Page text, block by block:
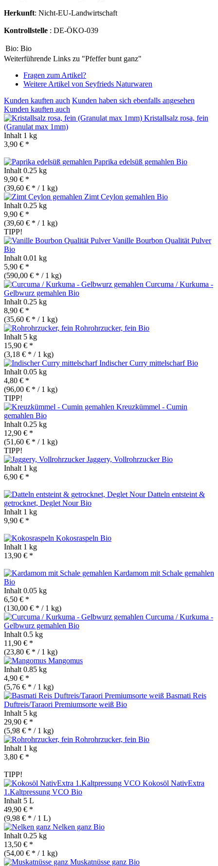
Herkunft: Nicht-EU-Landwirtschaft
Kontrollstelle : DE-ÖKO-039
Bio: Bio
Weiterführende Links zu "Pfeffer bunt ganz"
Fragen zum Artikel?
Weitere Artikel von Seyfrieds Naturwaren
Kunden kauften auch Kunden haben sich ebenfalls angesehen
Kunden kauften auch
Kristallsalz rosa, fein
(Granulat max 1mm)
Inhalt 1 kg
3,90 € *
Paprika edelsüß gemahlen Bio
Inhalt 0.25 kg
9,90 € *
(39,60 € * / 1 kg)
Zimt Ceylon gemahlen Bio
Inhalt 0.25 kg
9,90 € *
(39,60 € * / 1 kg)
TIPP!
Vanille Bourbon Qualität Pulver
Bio
Inhalt 0.01 kg
5,90 € *
(590,00 € * / 1 kg)
Curcuma / Kurkuma -
Gelbwurz gemahlen Bio
Inhalt 0.25 kg
8,90 € *
(35,60 € * / 1 kg)
Rohrohrzucker, fein Bio
Inhalt 5 kg
15,90 € *
(3,18 € * / 1 kg)
Indischer Curry mittelscharfBio
Inhalt 0.05 kg
4,80 € *
(96,00 € * / 1 kg)
TIPP!
Kreuzkümmel - Cumin
gemahlen Bio
Inhalt 0.25 kg
12,90 € *
(51,60 € * / 1 kg)
TIPP!
Jaggery, VollrohrzuckerBio
Inhalt 1 kg
6,90 € *
Datteln entsteint &
getrocknet, Deglet NourBio
Inhalt 1 kg
9,90 € *
Kokosraspeln Bio
Inhalt 1 kg
13,90 € *
Kardamom mit Schale gemahlen
Bio
Inhalt 0.05 kg
6,50 € *
(130,00 € * / 1 kg)
Curcuma / Kurkuma -
Gelbwurz gemahlen Bio
Inhalt 0.5 kg
11,90 € *
(23,80 € * / 1 kg)
Mangomus
Inhalt 0.85 kg
4,90 € *
(5,76 € * / 1 kg)
Basmati Reis
Duftreis/Taraori Premiumsorte weiß Bio
Inhalt 5 kg
29,90 € *
(5,98 € * / 1 kg)
Rohrohrzucker, fein Bio
Inhalt 1 kg
3,80 € *
TIPP!
Kokosöl NativExtra
1.Kaltpressung VCO Bio
Inhalt 5 L
49,90 € *
(9,98 € * / 1 L)
Nelken ganz Bio
Inhalt 0.25 kg
13,50 € *
(54,00 € * / 1 kg)
Muskatnüsse ganz Bio